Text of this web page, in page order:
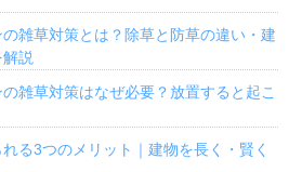
雑草対策とは？除草と防草の違い・建
説
雑草対策はなぜ必要？放置すると起こ
る3つのメリット｜建物を長く・賢く